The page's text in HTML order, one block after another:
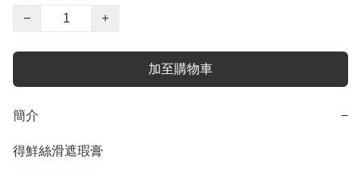
−
+
加至購物車
簡介 −
得鮮絲滑遮瑕膏